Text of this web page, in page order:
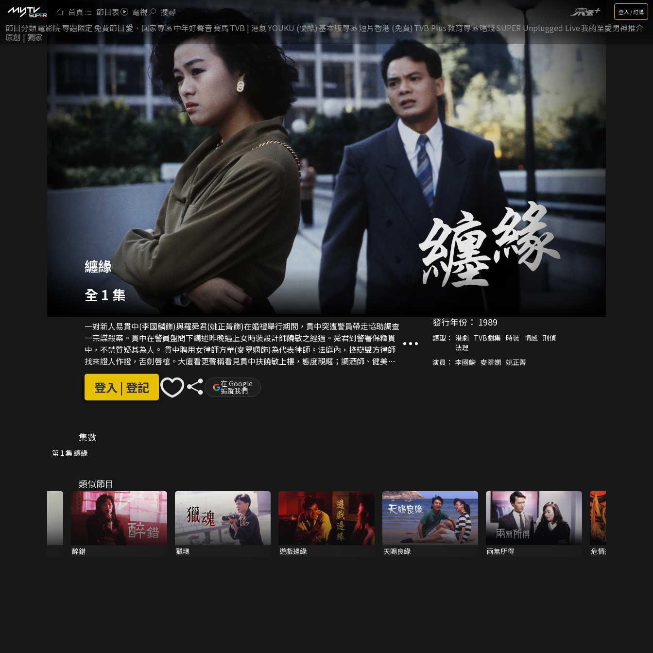
首頁 節目表 電視 搜尋 登入 / 訂購
節目分類電影院專題限定 免費節目 愛．回家專區中年好聲音賽馬TVB | 港劇YOUKU (優酷)基本版專區短片香港 (免費)TVB Plus教育專區唱錢SUPER Unplugged Live我的至愛男神推介
原創 | 獨家
纏緣
全 1 集
一對新人易貫中(李國麟飾)與羅舜君(姚正菁飾)在婚禮舉行期間，貫中突遭警員帶走協助調查
一宗謀殺案。貫中在警員盤問下講述昨晚遇上女時裝設計師饒敏之經過。舜君到警署保釋貫
中，不禁質疑其為人。 貫中聘用女律師方華(麥翠嫻飾)為代表律師。法庭內，控辯雙方律師
找來證人作證，舌劍唇槍。大廈看更聲稱看見貫中扶饒敏上樓，態度親暱；調酒師、健美教
練唐寧供稱饒敏是她的學生兼朋友，控方律師問及死者饒敏在日記上提到有感情問題，唐寧
直指貫中是死者男朋友，貫中感莫名其妙。 舜君對貫中失去信任，貫中感到沮喪。雖有很多
證據對貫中不利，但方華鼓勵貫中不要放棄。 貫中想起見過唐寧與饒敏合照的相片，方華與
獲自由，經歷患難，得知真情所在。
登入 | 登記 在 Google
追蹤我們
發行年份： 1989
類型： 港劇 TVB劇集 時裝 情感 刑偵
法理
演員： 李國麟 麥翠嫻 姚正菁
集數
第 1 集 纏緣
類似節目
醉錯 獵魂 遊戲邊緣 天賜良緣 兩無所得 危情共舞